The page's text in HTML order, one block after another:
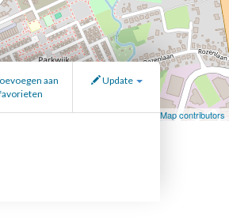
contributors, ©OpenStreetMap contributors
aan
Update